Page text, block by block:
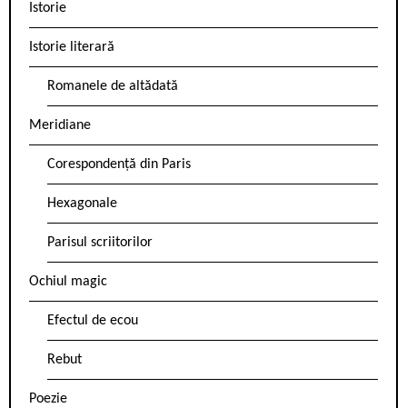
Istorie
Istorie literară
Romanele de altădată
Meridiane
Corespondență din Paris
Hexagonale
Parisul scriitorilor
Ochiul magic
Efectul de ecou
Rebut
Poezie